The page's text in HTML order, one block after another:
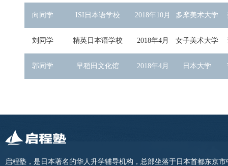
向同学 ISI日本语学校 2018年10月 多摩美术大学
刘同学 精英日本语学校 2018年4月 女子美术大学
郭同学 早稻田文化馆 2018年4月 日本大学
启程塾，是日本著名的华人升学辅导机构，总部坐落于日本首都东京市